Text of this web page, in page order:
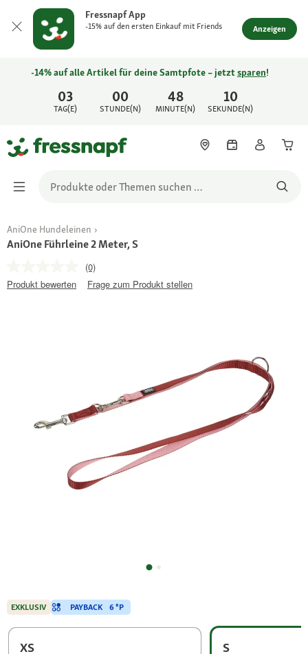
Fressnapf App
-15% auf den ersten Einkauf mit Friends Anzeigen
03
TAG(E)
00
STUNDE(N)
48
MINUTE(N)
10
SEKUNDE(N)
-14% auf alle Artikel für deine Samtpfote – jetztsparen!
AniOne Hundeleinen
AniOne Führleine 2 Meter, S
(0)
Produkt bewerten
Frage zum Produkt stellen
XS
S
EXKLUSIV PAYBACK 6 °P